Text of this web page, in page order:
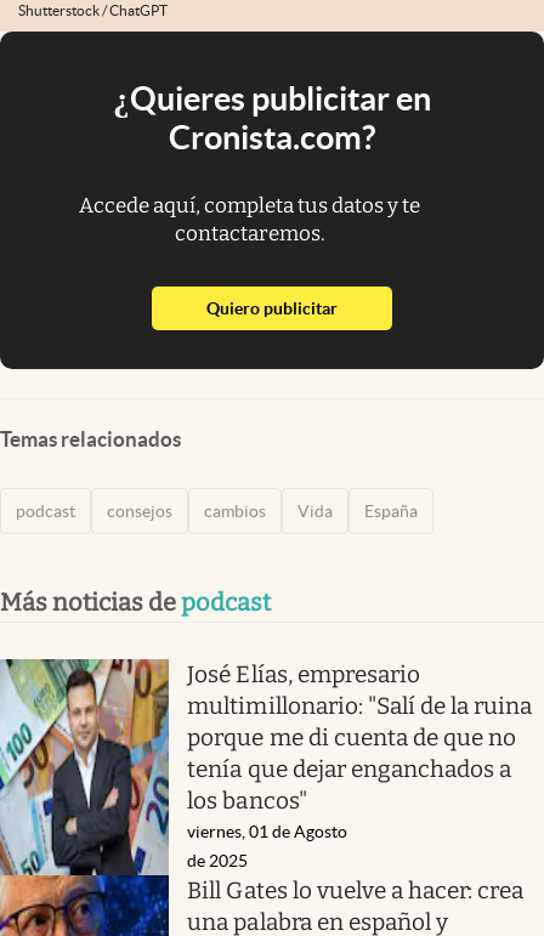
Shutterstock / ChatGPT
¿Quieres publicitar en
Cronista.com?
Accede aquí, completa tus datos y te
contactaremos.
Quiero publicitarabre en nueva pestaña
Temas relacionados
podcast consejos cambios Vida España
Más noticias depodcast
José Elías, empresario
multimillonario: "Salí de la ruina
porque me di cuenta de que no
tenía que dejar enganchados a
los bancos"
viernes, 01 de Agosto
de 2025
Bill Gates lo vuelve a hacer: crea
una palabra en español y